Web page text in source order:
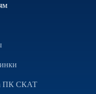
ПК СКАТ